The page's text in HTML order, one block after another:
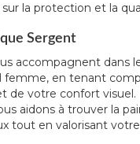
la protection et la
Sergent
accompagnent dans
femme, en tenant
de votre confort visuel.
aidons à trouver la
tout en valorisant